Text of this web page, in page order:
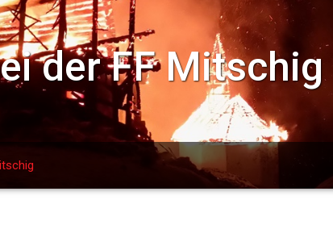
der FF Mitschig